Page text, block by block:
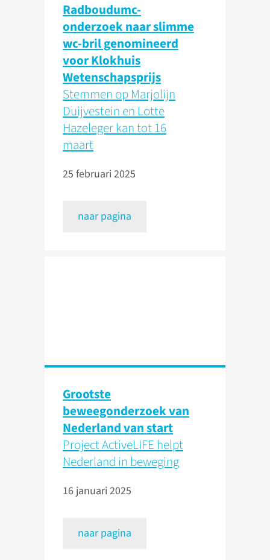
Radboudumc-
onderzoek naar slimme
wc-bril genomineerd
voor Klokhuis
Wetenschapsprijs
Stemmen op Marjolijn
Duijvestein en Lotte
Hazeleger kan tot 16
maart
25 februari 2025
naar pagina
Grootste
beweegonderzoek van
Nederland van start
Project ActiveLIFE helpt
Nederland in beweging
16 januari 2025
naar pagina